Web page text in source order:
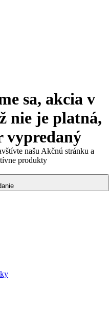
sa, akcia v
nie je platná,
vypredaný
našu Akčnú stránku a
produkty